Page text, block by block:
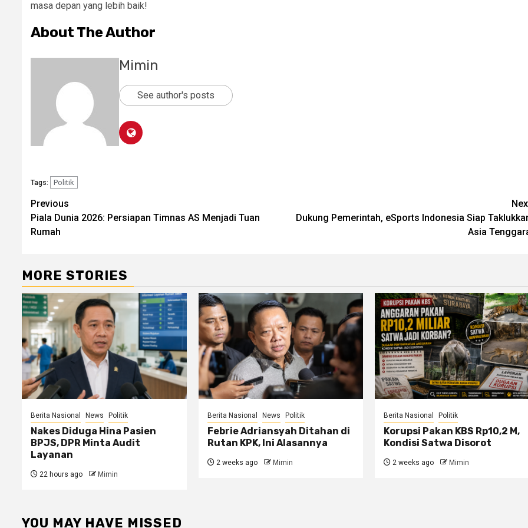
masa depan yang lebih baik!
About The Author
Mimin
See author's posts
Tags: Politik
Post
navigation
Previous
Piala Dunia 2026: Persiapan Timnas AS Menjadi Tuan
Rumah
Dukung Pemerintah, eSports Indonesia Siap
Asia
MORE STORIES
Berita Nasional News Politik
Nakes Diduga Hina Pasien
BPJS, DPR Minta Audit
Layanan
22 hours ago Mimin
Berita Nasional News Politik
Febrie Adriansyah Ditahan di
Rutan KPK, Ini Alasannya
2 weeks ago Mimin
Berita Nasional Politik
Korupsi Pakan KBS Rp10,2 M,
Kondisi Satwa Disorot
2 weeks ago Mimin
YOU MAY HAVE MISSED